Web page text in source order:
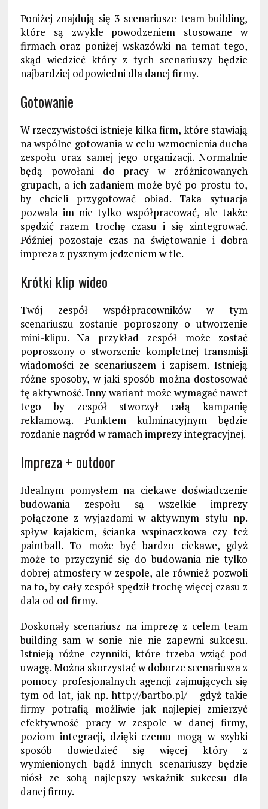
Poniżej znajdują się 3 scenariusze team building,
które są zwykle powodzeniem stosowane w
firmach oraz poniżej wskazówki na temat tego,
skąd wiedzieć który z tych scenariuszy będzie
najbardziej odpowiedni dla danej firmy.
Gotowanie
W rzeczywistości istnieje kilka firm, które stawiają
na wspólne gotowania w celu wzmocnienia ducha
zespołu oraz samej jego organizacji. Normalnie
będą powołani do pracy w zróżnicowanych
grupach, a ich zadaniem może być po prostu to,
by chcieli przygotować obiad. Taka sytuacja
pozwala im nie tylko współpracować, ale także
spędzić razem trochę czasu i się zintegrować.
Później pozostaje czas na świętowanie i dobra
impreza z pysznym jedzeniem w tle.
Krótki klip wideo
Twój zespół współpracowników w tym
scenariuszu zostanie poproszony o utworzenie
mini-klipu. Na przykład zespół może zostać
poproszony o stworzenie kompletnej transmisji
wiadomości ze scenariuszem i zapisem. Istnieją
różne sposoby, w jaki sposób można dostosować
tę aktywność. Inny wariant może wymagać nawet
tego by zespół stworzył całą kampanię
reklamową. Punktem kulminacyjnym będzie
rozdanie nagród w ramach imprezy integracyjnej.
Impreza + outdoor
Idealnym pomysłem na ciekawe doświadczenie
budowania zespołu są wszelkie imprezy
połączone z wyjazdami w aktywnym stylu np.
spływ kajakiem, ścianka wspinaczkowa czy też
paintball. To może być bardzo ciekawe, gdyż
może to przyczynić się do budowania nie tylko
dobrej atmosfery w zespole, ale również pozwoli
na to, by cały zespół spędził trochę więcej czasu z
dala od od firmy.
Doskonały scenariusz na imprezę z celem team
building sam w sonie nie nie zapewni sukcesu.
Istnieją różne czynniki, które trzeba wziąć pod
uwagę. Można skorzystać w doborze scenariusza z
pomocy profesjonalnych agencji zajmujących się
tym od lat, jak np. http://bartbo.pl/ – gdyż takie
firmy potrafią możliwie jak najlepiej zmierzyć
efektywność pracy w zespole w danej firmy,
poziom integracji, dzięki czemu mogą w szybki
sposób dowiedzieć się więcej który z
wymienionych bądź innych scenariuszy będzie
niósł ze sobą najlepszy wskaźnik sukcesu dla
danej firmy.